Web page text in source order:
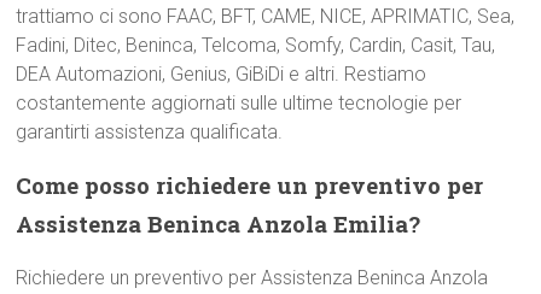
trattiamo ci sono FAAC, BFT, CAME, NICE, APRIMATIC, Sea,
Fadini, Ditec, Beninca, Telcoma, Somfy, Cardin, Casit, Tau,
DEA Automazioni, Genius, GiBiDi e altri. Restiamo
costantemente aggiornati sulle ultime tecnologie per
garantirti assistenza qualificata.
Come posso richiedere un preventivo per
Assistenza Beninca Anzola Emilia?
Richiedere un preventivo per Assistenza Beninca Anzola